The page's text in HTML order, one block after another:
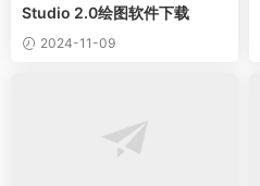
Studio 2.0绘图软件下载
2024-11-09